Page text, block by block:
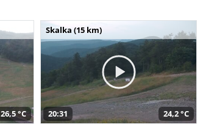
26,5 °C
Skalka (15 km)
20:31 24,2 °C